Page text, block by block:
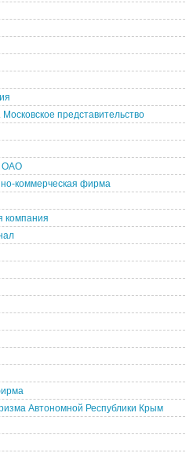
представительство
ОАО
коммерческая фирма
компания
Автономной Республики Крым